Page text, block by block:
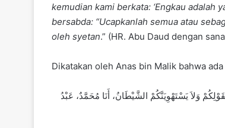
kemudian kami berkata: ‘Engkau adalah
bersabda: “Ucapkanlah semua atau
oleh syetan.” (HR. Abu Daud dengan
Dikatakan oleh Anas bin Malik bahwa
وَلاَ يَسْتَهْوِيَنَّكُمْ الشَّيْطَانُ، أَنَا مُحَمَّدٌ، عَبْدُ